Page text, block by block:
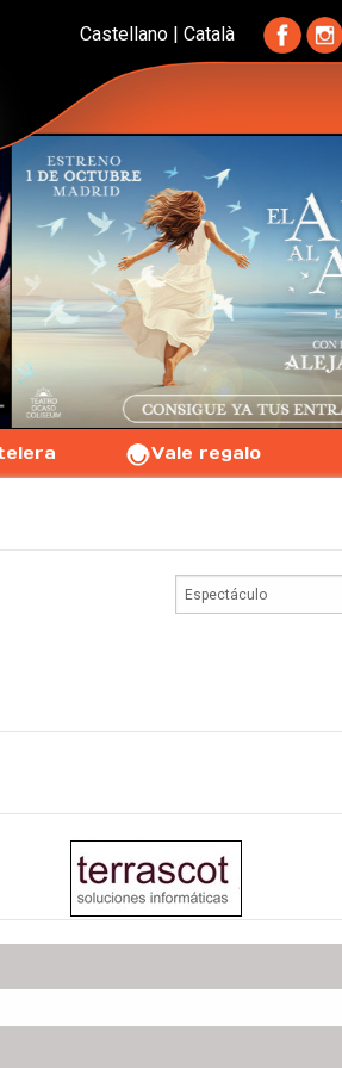
Castellano |Català
Vale regalo